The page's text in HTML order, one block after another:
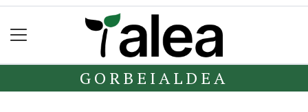
GORBEIALDEA